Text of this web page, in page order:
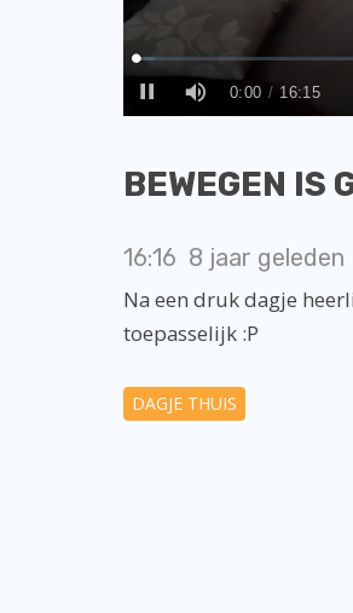
BEWEGEN
16:16 8 jaar geleden
Na een druk dagje
toepasselijk :P
DAGJE THUIS